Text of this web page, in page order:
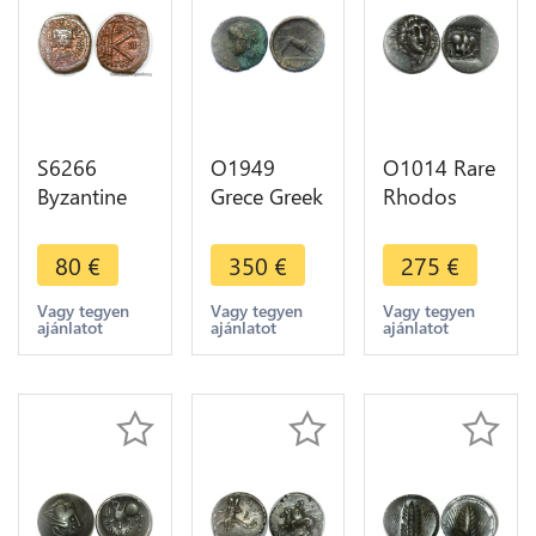
S6266
Byzantine
Justin II
565-578 Æ
Half Follis
Thessalonica
80 €
Vagy tegyen
ajánlatot
O1949
Grece Greek
Coins
Argos
Argolis
Wolf Loup
350 €
Vagy tegyen
ajánlatot
O1014 Rare
Rhodos
Plinthophore
Circa 125
88
ANTAIOY
275 €
Vagy tegyen
ajánlatot